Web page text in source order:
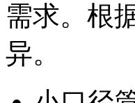
需求。根
异。